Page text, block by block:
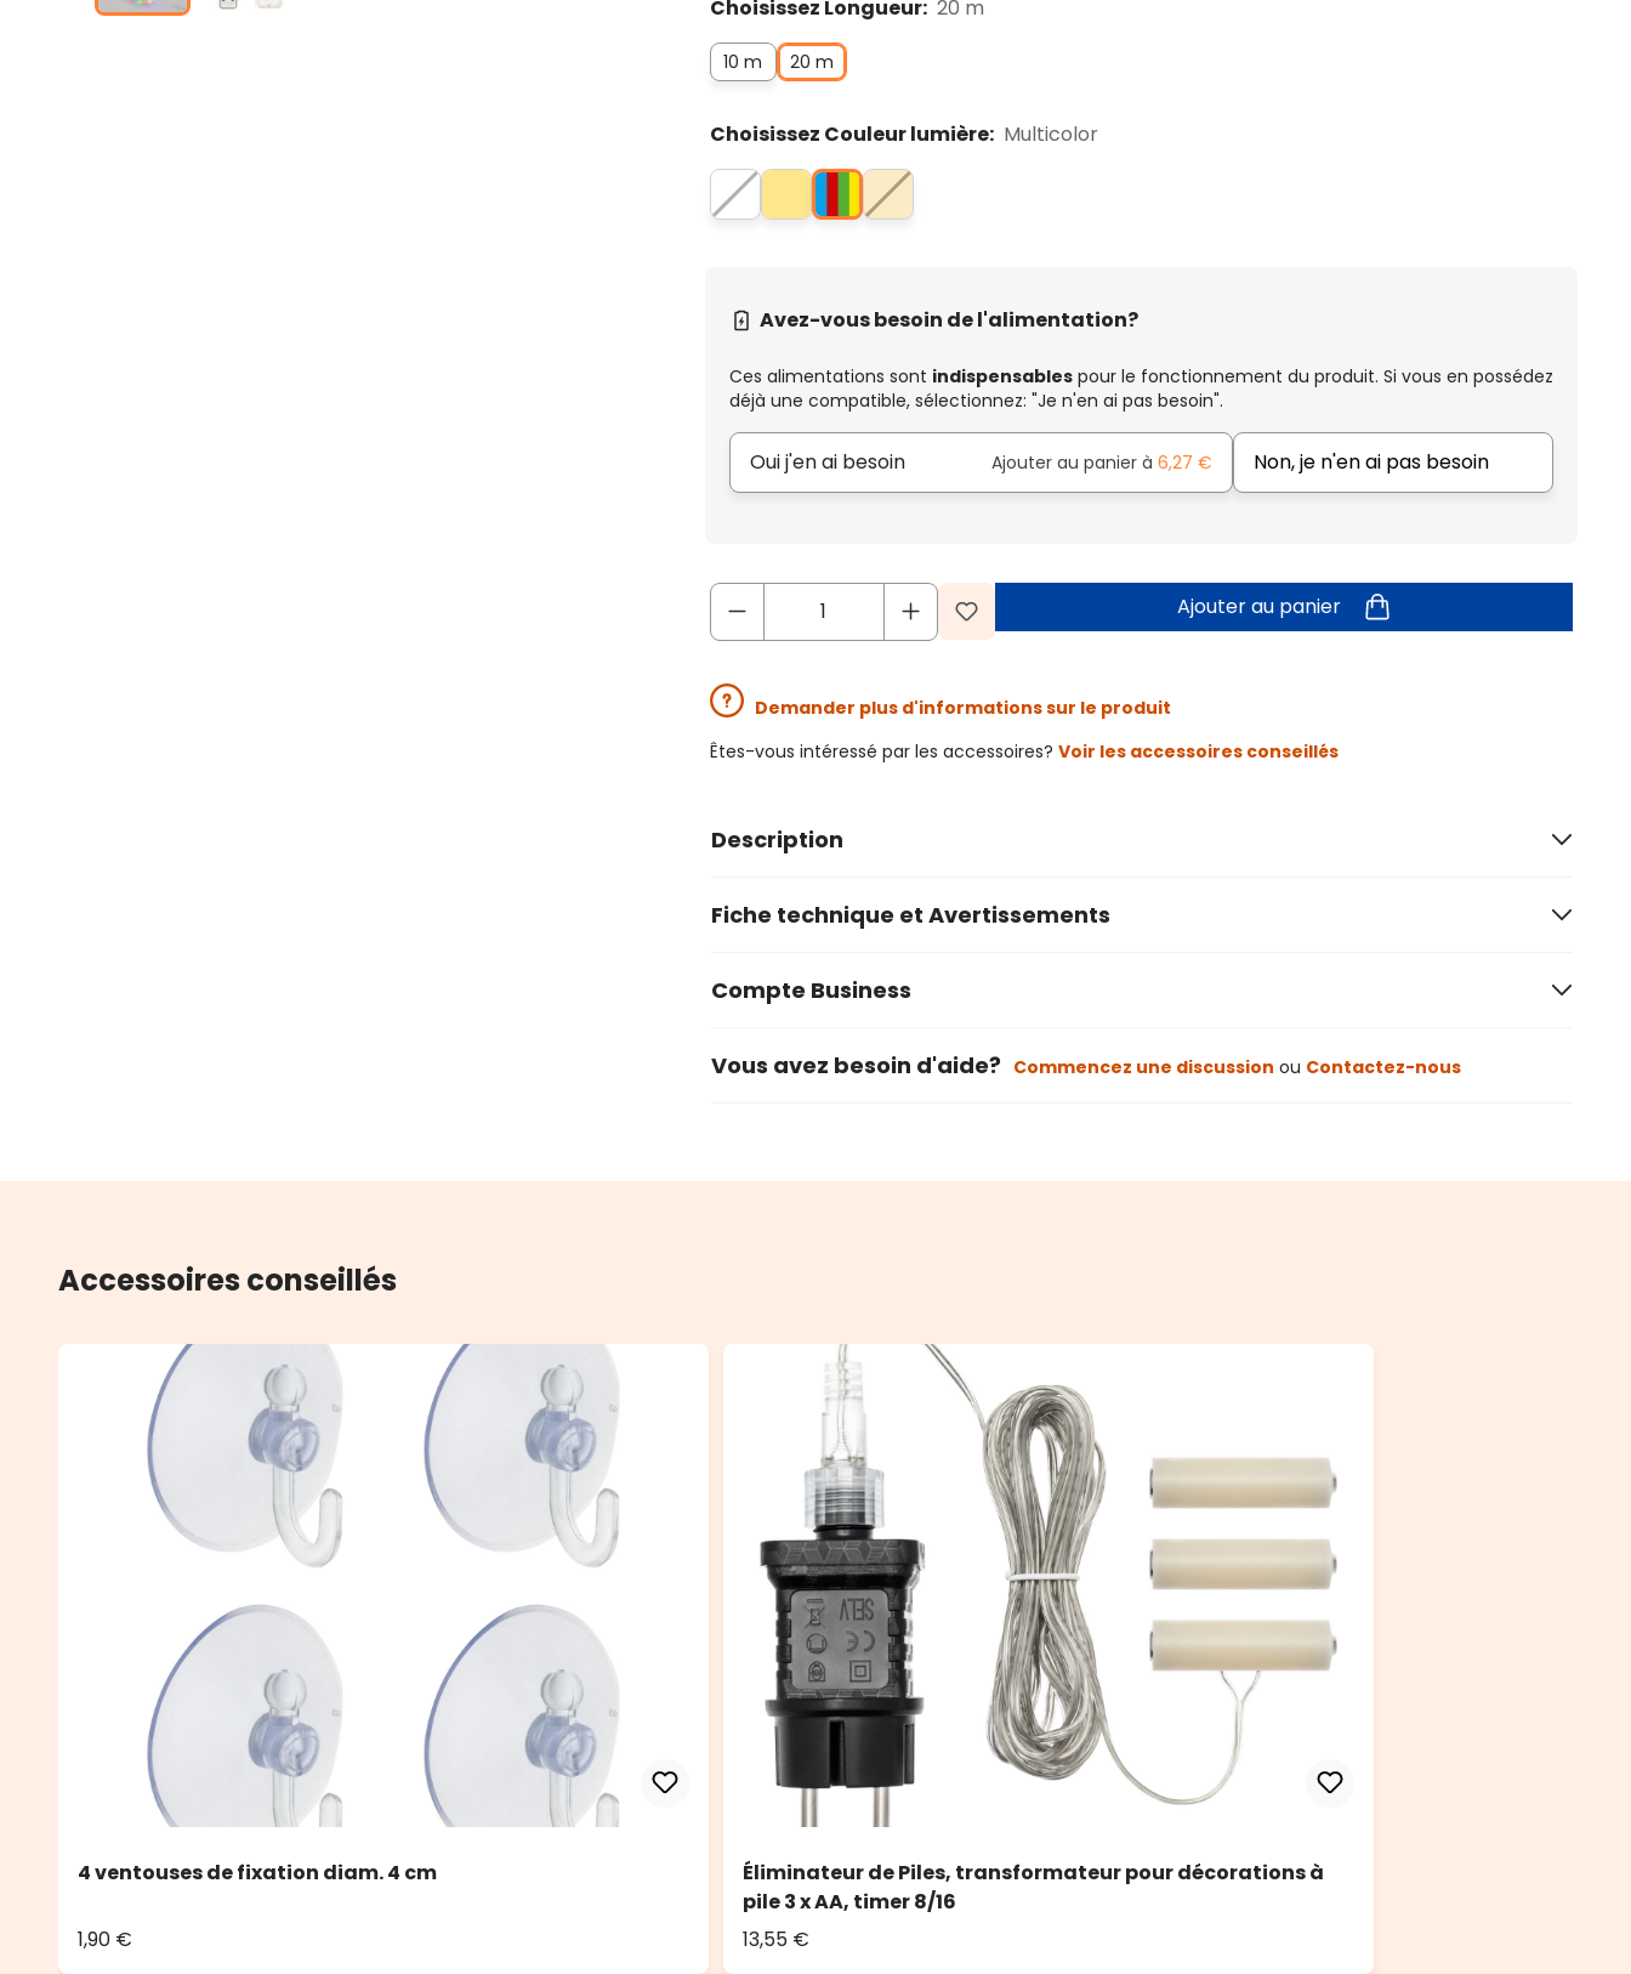
Choisissez Longueur: 20 m
10 m 20 m
Choisissez Couleur lumière: Multicolor
Avez-vous besoin de l'alimentation?
Ces alimentations sont indispensablespour le fonctionnement du produit. Si vous en possédez
déjà une compatible, sélectionnez: "Je n'en ai pas besoin".
Oui j'en ai besoin Ajouter au panier à6,27 € Non, je n'en ai pas besoin
Ajouter au panier
Demander plus d'informations sur le produit
Êtes-vous intéressé par les accessoires? Voir les accessoires conseillés
Description
Fiche technique et Avertissements
Compte Business
Vous avez besoin d'aide? Commencez une discussion ou Contactez-nous
Accessoires conseillés
4 ventouses de fixation diam. 4 cm
1,90 €
Éliminateur de Piles, transformateur pour décorations à
pile 3 x AA, timer 8/16
13,55 €